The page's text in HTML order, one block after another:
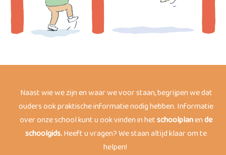
Naast wie we zijn en waar we voor staan, begrijpen we dat
ouders ook praktische informatie nodig hebben. Informatie
over onze school kunt u ook vinden in hetschoolplanende
schoolgids.Heeft u vragen? We staan altijd klaar om te
helpen!